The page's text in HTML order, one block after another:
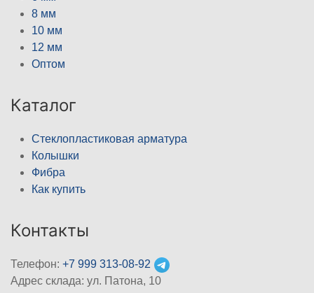
8 мм
10 мм
12 мм
Оптом
Каталог
Стеклопластиковая арматура
Колышки
Фибра
Как купить
Контакты
Телефон: +7 999 313-08-92
Адрес склада: ул. Патона, 10